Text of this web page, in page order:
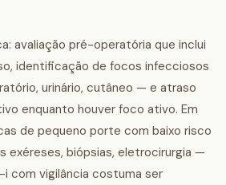
avaliação pré-operatória que inclui
identificação de focos infecciosos
urinário, cutâneo — e atraso
enquanto houver foco ativo. Em
de pequeno porte com baixo risco
exéreses, biópsias, eletrocirurgia —
i com vigilância costuma ser